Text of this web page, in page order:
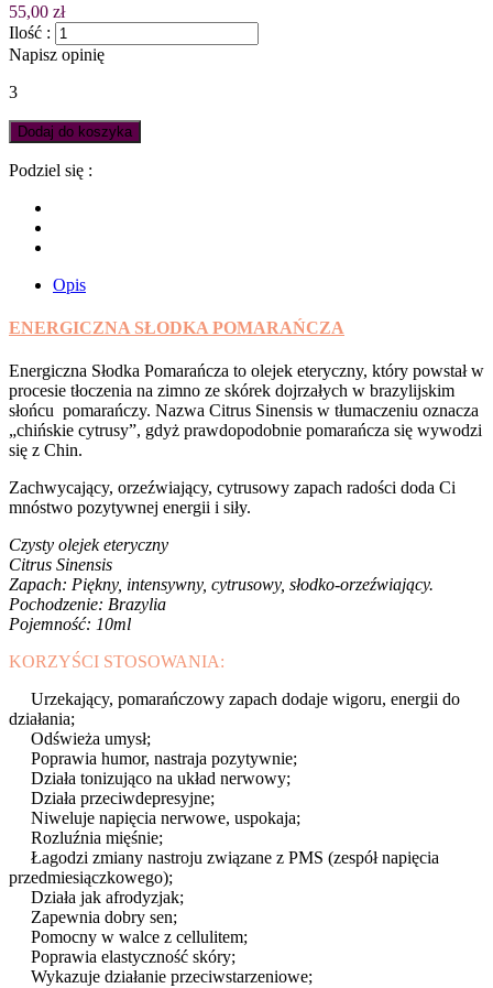
55,00 zł
Ilość :
Napisz opinię
3
Dodaj do koszyka
Podziel się :
Opis
ENERGICZNA SŁODKA POMARAŃCZA
Energiczna Słodka Pomarańcza to olejek eteryczny, który powstał w
procesie tłoczenia na zimno ze skórek dojrzałych w brazylijskim
słońcu pomarańczy. Nazwa Citrus Sinensis w tłumaczeniu oznacza
„chińskie cytrusy”, gdyż prawdopodobnie pomarańcza się wywodzi
się z Chin.
Zachwycający, orzeźwiający, cytrusowy zapach radości doda Ci
mnóstwo pozytywnej energii i siły.
Czysty olejek eteryczny
Citrus Sinensis
Zapach: Piękny, intensywny, cytrusowy, słodko-orzeźwiający.
Pochodzenie: Brazylia
Pojemność: 10ml
KORZYŚCI STOSOWANIA:
Urzekający, pomarańczowy zapach dodaje wigoru, energii do
działania;
Odświeża umysł;
Poprawia humor, nastraja pozytywnie;
Działa tonizująco na układ nerwowy;
Działa przeciwdepresyjne;
Niweluje napięcia nerwowe, uspokaja;
Rozluźnia mięśnie;
Łagodzi zmiany nastroju związane z PMS (zespół napięcia
przedmiesiączkowego);
Działa jak afrodyzjak;
Zapewnia dobry sen;
Pomocny w walce z cellulitem;
Poprawia elastyczność skóry;
Wykazuje działanie przeciwstarzeniowe;